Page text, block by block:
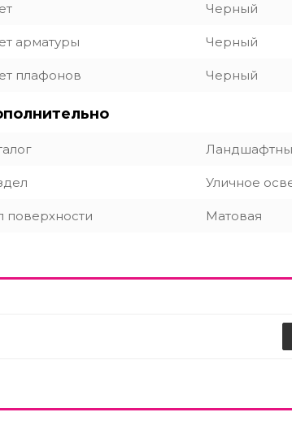
Черный
арматуры Черный
плафонов Черный
Уличное
поверхности Матовая